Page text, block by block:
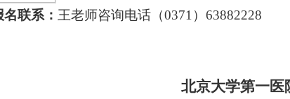
名联系： 王老师咨询电话（0371）63882228
北京大学第一医